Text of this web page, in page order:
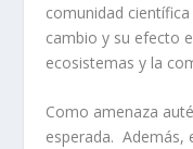
comunidad
cambio y su efecto
ecosistemas y la
Como amenaza
esperada. Además,